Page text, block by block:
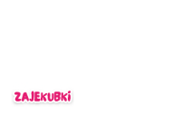
ZAJEKUBKI